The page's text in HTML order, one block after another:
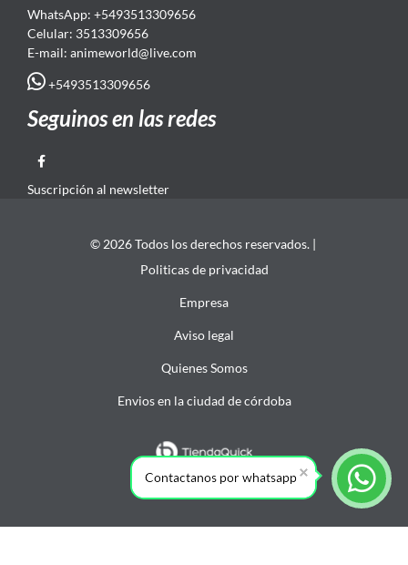
WhatsApp: +5493513309656
Celular: 3513309656
E-mail: animeworld@live.com
+5493513309656
Seguinos en las redes
Suscripción al newsletter
© 2026 Todos los derechos reservados. |
Politicas de privacidad
Empresa
Aviso legal
Quienes Somos
Envios en la ciudad de córdoba
Contactanos por whatsapp